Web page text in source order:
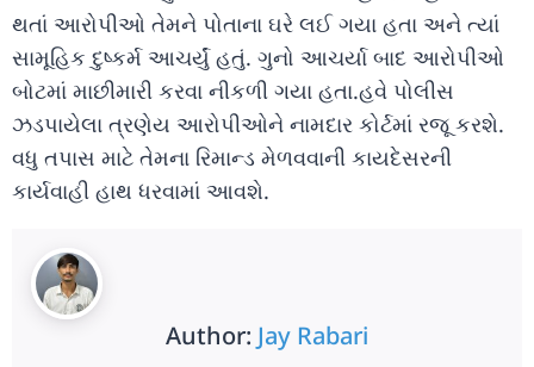
થતાં આરોપીઓ તેમને પોતાના ઘરે લઈ ગયા હતા અને ત્યાં
સામૂહિક દુષ્કર્મ આચર્યું હતું. ગુનો આચર્યા બાદ આરોપીઓ
બોટમાં માછીમારી કરવા નીકળી ગયા હતા.હવે પોલીસ
ઝડપાયેલા ત્રણેય આરોપીઓને નામદાર કોર્ટમાં રજૂ કરશે.
વધુ તપાસ માટે તેમના રિમાન્ડ મેળવવાની કાયદેસરની
કાર્યવાહી હાથ ધરવામાં આવશે.
Author: Jay Rabari